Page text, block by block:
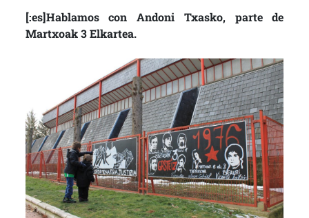
[:es]Hablamos con Andoni Txasko, parte de
Martxoak 3 Elkartea.